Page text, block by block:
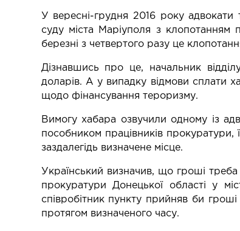
У вересні-грудня 2016 року адвокати
суду міста Маріуполя з клопотанням
березні з четвертого разу це
Дізнавшись про це, начальник
доларів. А у випадку відмови сплати
щодо фінансування тероризму.
Вимогу хабара озвучили одному із
пособником працівників прокуратури,
заздалегідь визначене місце.
Український визначив, що гроші
прокуратури Донецької області у
співробітник пункту прийняв би
протягом визначеного часу.